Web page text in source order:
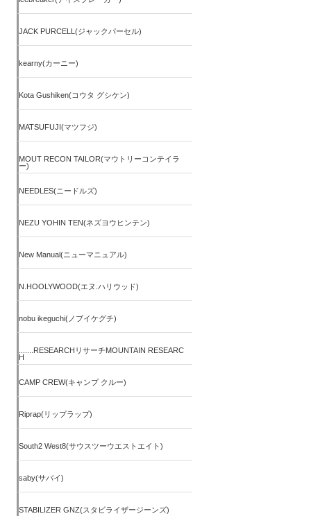
JACK PURCELL(ジャックパーセル)
kearny(カーニー)
Kota Gushiken(コウタ グシケン)
MATSUFUJI(マツフジ)
MOUT RECON TAILOR(マウトリーコンテイラ
ー)
NEEDLES(ニードルズ)
NEZU YOHIN TEN(ネズヨウヒンテン)
New Manual(ニューマニュアル)
N.HOOLYWOOD(エヌ.ハリウッド)
nobu ikeguchi(ノブイケグチ)
.......RESEARCHリサーチMOUNTAIN RESEARC
H
CAMP CREW(キャンプ クルー)
Riprap(リップラップ)
South2 West8(サウスツーウエストエイト)
saby(サバイ)
STABILIZER GNZ(スタビライザージーンズ)